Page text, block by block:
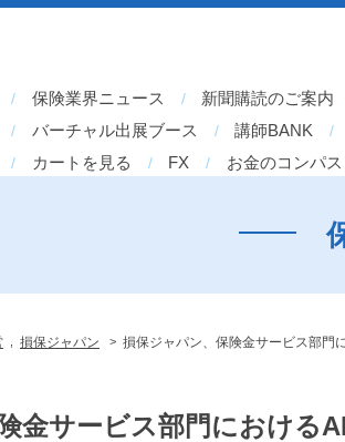
保険業界ニュース 新聞購読のご案内
バーチャル出展ブース
講師BANK
カートを見る
FX お金のコンパス
損保ジャパン > 損保ジャパン、保険金サービス部門
金サービス部門における